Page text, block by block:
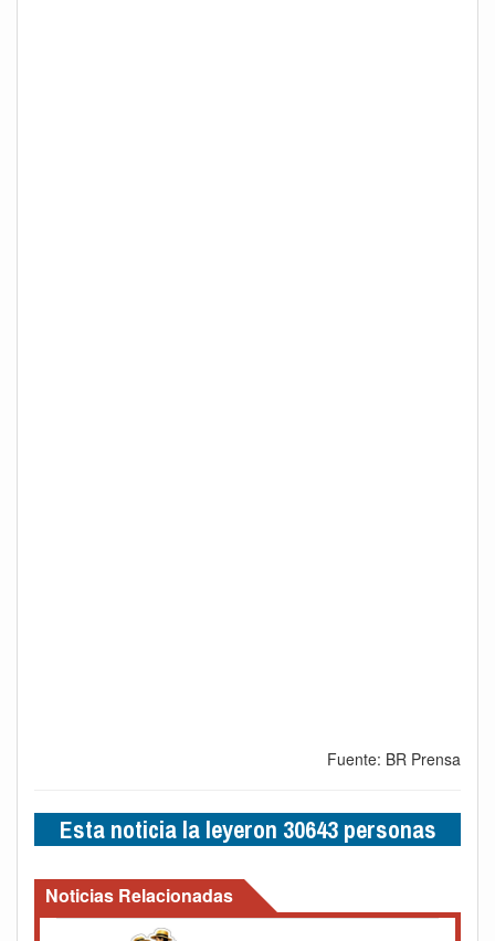
Fuente: BR Prensa
Esta noticia la leyeron 30643 personas
Noticias Relacionadas